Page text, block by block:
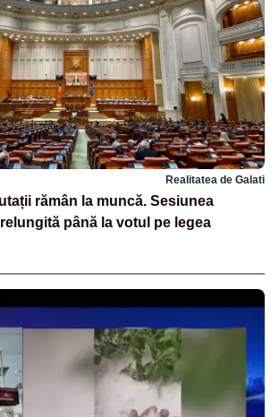
Realitatea de Galati
rămân la muncă. Sesiunea
până la votul pe legea